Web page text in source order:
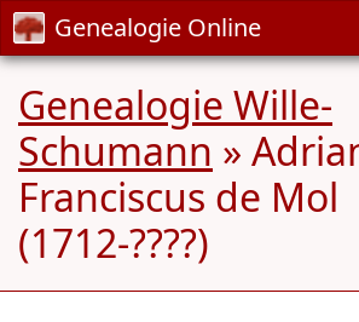
Genealogie Online
Genealogie Wille-
Schumann »
Franciscus de Mol
(1712-????)